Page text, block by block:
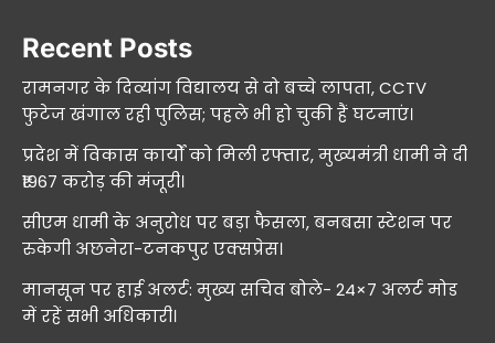
Recent Posts
रामनगर के दिव्यांग विद्यालय से दो बच्चे लापता, CCTV
फुटेज खंगाल रही पुलिस; पहले भी हो चुकी हैं घटनाएं।
प्रदेश में विकास कार्यों को मिली रफ्तार, मुख्यमंत्री धामी ने दी
₹1967 करोड़ की मंजूरी।
सीएम धामी के अनुरोध पर बड़ा फैसला, बनबसा स्टेशन पर
रुकेगी अछनेरा-टनकपुर एक्सप्रेस।
मानसून पर हाई अलर्ट: मुख्य सचिव बोले- 24×7 अलर्ट मोड
में रहें सभी अधिकारी।